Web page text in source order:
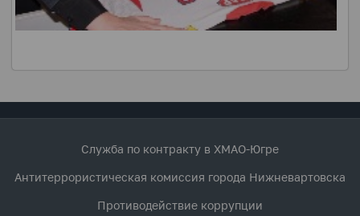
Служба по контракту в ХМАО-Югре
Антитеррористическая комиссия города Нижневартовска
Противодействие коррупции